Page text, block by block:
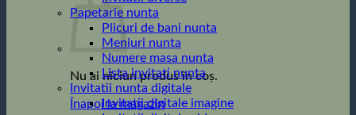
Nu ai niciun produs în coș.
Înapoi la magazin
Papetarie nunta
Plicuri de bani nunta
Meniuri nunta
Numere masa nunta
Lista invitati nunta
Invitatii nunta digitale
Invitatii digitale imagine